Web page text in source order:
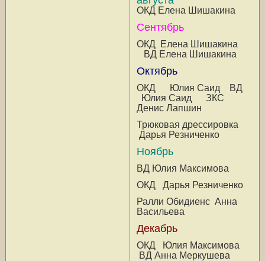
ОКД Елена Шишакина
Сентябрь
ОКД Елена Шишакина
ВД Елена Шишакина
Октябрь
ОКД Юлия Саид ВД
Юлия Саид ЗКС
Денис Лапшин
Трюковая дрессировка
Дарья Резниченко
Ноябрь
ВД Юлия Максимова
ОКД Дарья Резниченко
Ралли Обидиенс Анна
Васильева
Декабрь
ОКД Юлия Максимова
ВД Анна Меркушева